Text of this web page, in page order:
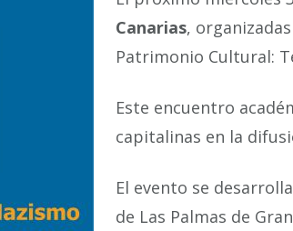
Canarias,
Patrimonio Cultural:
Este encuentro
capitalinas en la
El evento se
de Las Palmas de